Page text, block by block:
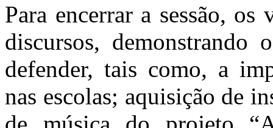
Para encerrar a sessão, os
discursos, demonstrando
defender, tais como, a
nas escolas; aquisição de